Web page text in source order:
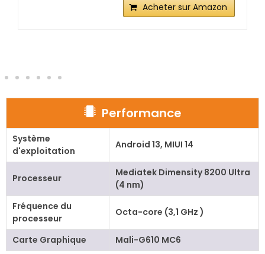
Acheter sur Amazon
Performance
Système
d'exploitation
Android 13, MIUI 14
Processeur
Mediatek Dimensity 8200 Ultra
(4 nm)
Fréquence du
processeur
Octa-core (3,1 GHz )
Carte Graphique Mali-G610 MC6